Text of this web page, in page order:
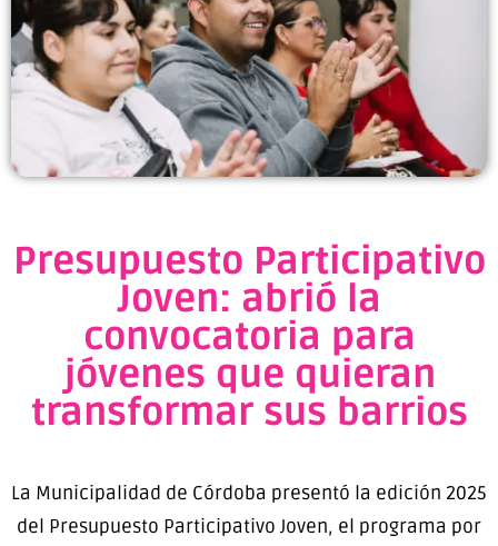
Presupuesto Participativo
Joven: abrió la
convocatoria para
jóvenes que quieran
transformar sus barrios
La Municipalidad de Córdoba presentó la edición 2025
del Presupuesto Participativo Joven, el programa por